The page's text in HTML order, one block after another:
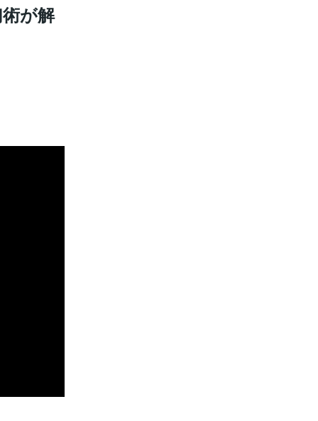
が解